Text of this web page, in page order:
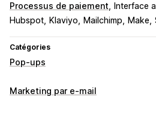
Processus de paiement
Interface
Hubspot
Klaviyo Mailchimp Make
Catégories
Pop-ups
Types de pop-up
Marketing par e-mail